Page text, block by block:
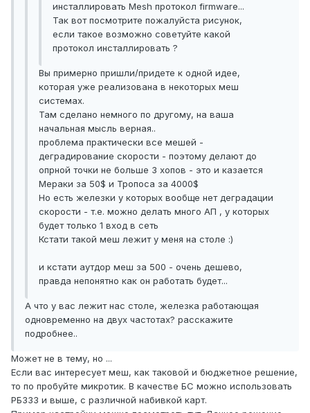
инсталлировать Mesh протокол firmware...
Так вот посмотрите пожалуйста рисунок,
если такое возможно советуйте какой
протокол инсталлировать ?
Вы примерно пришли/придете к одной идее,
которая уже реализована в некоторых меш
системах.
Там сделано немного по другому, на ваша
начальная мысль верная..
проблема практически все мешей -
деградирование скорости - поэтому делают до
опрной точки не больше 3 хопов - это и казается
Мераки за 50$ и Тропоса за 4000$
Но есть железки у которых вообще нет деградации
скорости - т.е. можно делать много АП , у которых
будет только 1 вход в сеть
Кстати такой меш лежит у меня на столе :)
и кстати аутдор меш за 500 - очень дешево,
правда непонятно как он работать будет...
А что у вас лежит нас столе, железка работающая
одновременно на двух частотах? расскажите
подробнее..
Может не в тему, но ...
Если вас интересует меш, как таковой и бюджетное решение,
то по пробуйте микротик. В качестве БС можно использовать
РБ333 и выше, с различной набивкой карт.